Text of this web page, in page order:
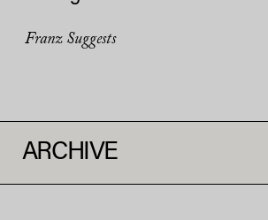
Franz Suggests
ARCHIVE